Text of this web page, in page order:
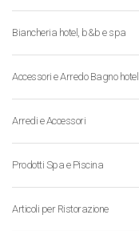
Biancheria hotel, b&b e spa
Accessori e Arredo Bagno hotel
Arredi e Accessori
Prodotti Spa e Piscina
Articoli per Ristorazione